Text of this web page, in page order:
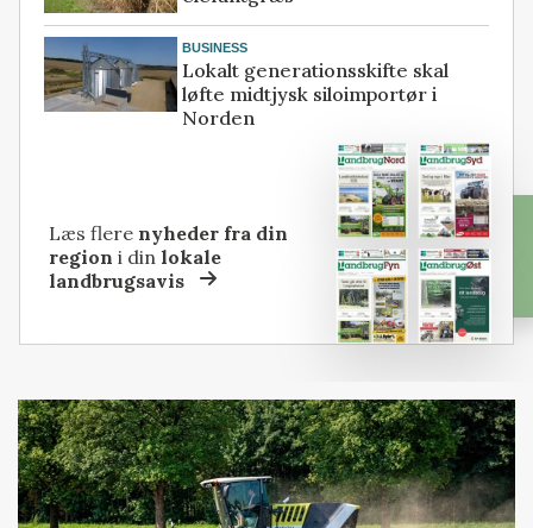
BUSINESS
Lokalt generationsskifte skal
løfte midtjysk siloimportør i
Norden
Læs flere nyheder fra din
region i dinlokale
landbrugsavis